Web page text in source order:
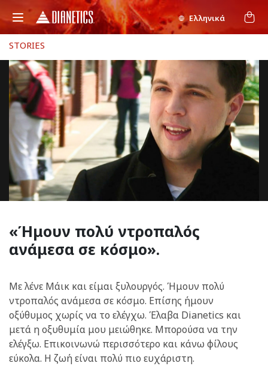
Ελληνικά
STORIES
«Ήμουν πολύ ντροπαλός
ανάμεσα σε κόσμο».
Με λένε Μάικ και είμαι ξυλουργός. Ήμουν πολύ
ντροπαλός ανάμεσα σε κόσμο. Επίσης ήμουν
οξύθυμος χωρίς να το ελέγχω. Έλαβα Dianetics και
μετά η οξυθυμία μου μειώθηκε. Μπορούσα να την
ελέγξω. Επικοινωνώ περισσότερο και κάνω φίλους
εύκολα. Η ζωή είναι πολύ πιο ευχάριστη.